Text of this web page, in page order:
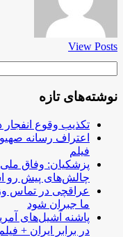
View Posts
نوشته‌های تازه
تکذیب وقوع
اعتراف رسانه
فیلم
پزشکیان: وفاق ملی
چالش‌های پیش رو
عراقچی در تماس
ما جبران شود
پاشنه آشیل‌های
در برابر ایران + فیلم